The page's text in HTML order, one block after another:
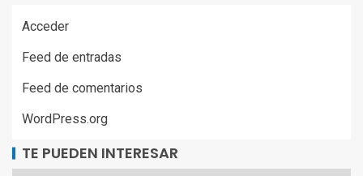
Acceder
Feed de entradas
Feed de comentarios
WordPress.org
TE PUEDEN INTERESAR